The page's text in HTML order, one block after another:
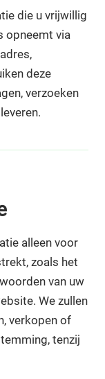
die u vrijwillig
opneemt via
deze
verzoeken
alleen voor
zoals het
van uw
We zullen
verkopen of
tenzij